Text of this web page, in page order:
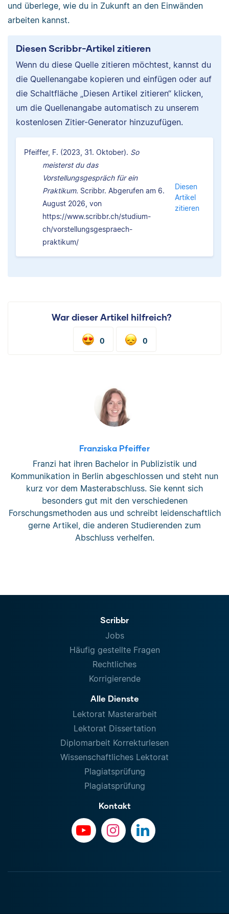
und überlege, wie du in Zukunft an den Einwänden
arbeiten kannst.
Diesen Scribbr-Artikel zitieren
Wenn du diese Quelle zitieren möchtest, kannst du
die Quellenangabe kopieren und einfügen oder auf
die Schaltfläche „Diesen Artikel zitieren“ klicken,
um die Quellenangabe automatisch zu unserem
kostenlosen Zitier-Generator hinzuzufügen.
Pfeiffer, F. (2023, 31. Oktober). So
meisterst du das
Vorstellungsgespräch für ein
Praktikum. Scribbr. Abgerufen am 6.
August 2026, von
https://www.scribbr.ch/studium-
ch/vorstellungsgespraech-
praktikum/
Diesen
Artikel
zitieren
War dieser Artikel hilfreich?
0 0
Franziska Pfeiffer
Franzi hat ihren Bachelor in Publizistik und
Kommunikation in Berlin abgeschlossen und steht nun
kurz vor dem Masterabschluss. Sie kennt sich
besonders gut mit den verschiedenen
Forschungsmethoden aus und schreibt leidenschaftlich
gerne Artikel, die anderen Studierenden zum
Abschluss verhelfen.
Scribbr
Jobs
Häufig gestellte Fragen
Rechtliches
Korrigierende
Alle Dienste
Lektorat Masterarbeit
Lektorat Dissertation
Diplomarbeit Korrekturlesen
Wissenschaftliches Lektorat
Plagiatsprüfung
Plagiatsprüfung
Kontakt